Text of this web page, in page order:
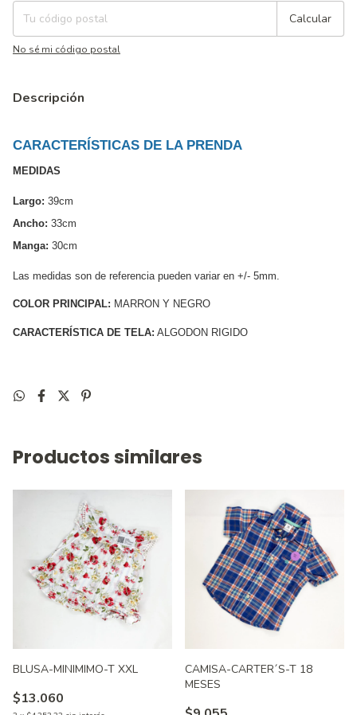
Calcular
No sé mi código postal
Descripción
CARACTERÍSTICAS DE LA PRENDA
MEDIDAS
Largo: 39cm
Ancho: 33cm
Manga: 30cm
Las medidas son de referencia pueden variar en +/- 5mm.
COLOR PRINCIPAL: MARRON Y NEGRO
CARACTERÍSTICA DE TELA: ALGODON RIGIDO
Productos similares
BLUSA-MINIMIMO-T XXL
$13.060
CAMISA-CARTER´S-T 18
MESES